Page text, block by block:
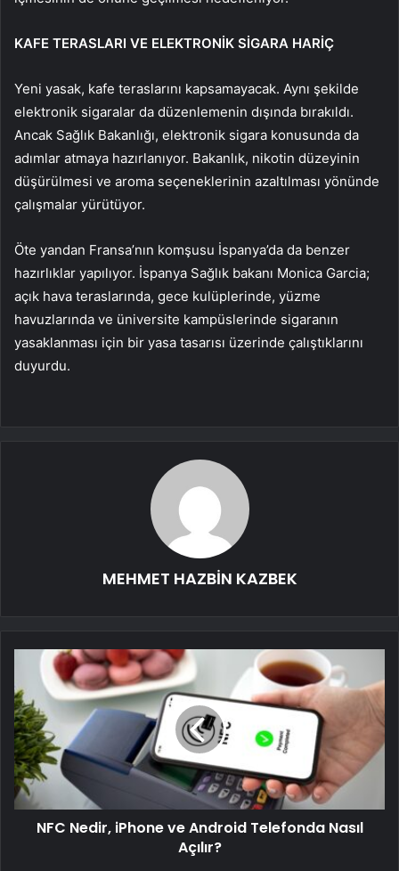
KAFE TERASLARI VE ELEKTRONİK SİGARA HARİÇ
Yeni yasak, kafe teraslarını kapsamayacak. Aynı şekilde
elektronik sigaralar da düzenlemenin dışında bırakıldı.
Ancak Sağlık Bakanlığı, elektronik sigara konusunda da
adımlar atmaya hazırlanıyor. Bakanlık, nikotin düzeyinin
düşürülmesi ve aroma seçeneklerinin azaltılması yönünde
çalışmalar yürütüyor.
Öte yandan Fransa’nın komşusu İspanya’da da benzer
hazırlıklar yapılıyor. İspanya Sağlık bakanı Monica Garcia;
açık hava teraslarında, gece kulüplerinde, yüzme
havuzlarında ve üniversite kampüslerinde sigaranın
yasaklanması için bir yasa tasarısı üzerinde çalıştıklarını
duyurdu.
MEHMET HAZBİN KAZBEK
NFC Nedir, iPhone ve Android Telefonda Nasıl
Açılır?